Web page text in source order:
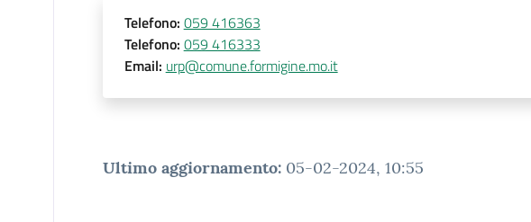
Telefono: 059 416363
Telefono: 059 416333
Email: urp@comune.formigine.mo.it
Ultimo aggiornamento: 05-02-2024, 10:55